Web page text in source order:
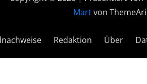
Martvon
Redaktion Über